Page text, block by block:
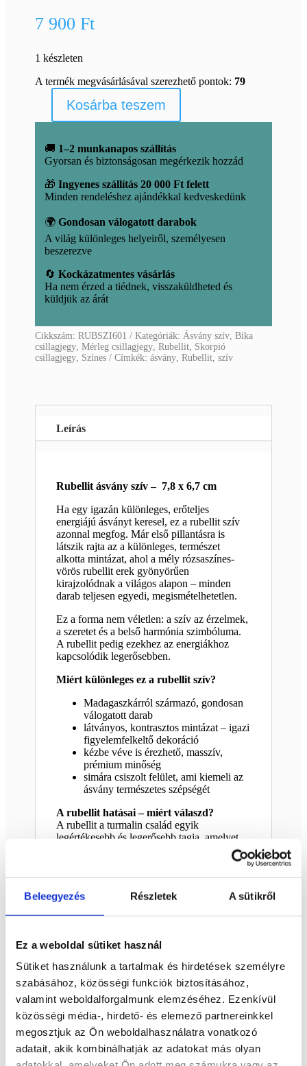
Beleegyezés Részletek A sütikről
Ez a weboldal sütiket használ
Sütiket használunk a tartalmak és hirdetések személyre
szabásához, közösségi funkciók biztosításához,
valamint weboldalforgalmunk elemzéséhez. Ezenkívül
közösségi média-, hirdető- és elemező partnereinkkel
megosztjuk az Ön weboldalhasználatra vonatkozó
adatait, akik kombinálhatják az adatokat más olyan
7 900Ft
1 készleten
A termék megvásárlásával szerezhető pontok: 79
Rubellit
szív
Kosárba teszem
🚚 1–2 munkanapos szállítás
Gyorsan és biztonságosan megérkezik hozzád
🎁Ingyenes szállítás 20 000 Ft felett
Minden rendeléshez ajándékkal kedveskedünk
🌍Gondosan válogatott darabok
A világ különleges helyeiről, személyesen
beszerezve
🔄Kockázatmentes vásárlás
Ha nem érzed a tiédnek, visszaküldheted és
küldjük az árát
Cikkszám:RUBSZI601 Kategóriák: Ásvány szív ,Bika
csillagjegy ,Mérleg csillagjegy ,Rubellit Skorpió
csillagjegy Színes Címkék:ásvány ,Rubellit ,szív
Leírás
Rubellit ásvány szív – 7,8 x 6,7 cm
Ha egy igazán különleges, erőteljes
energiájú ásványt keresel, ez a rubellit szív
azonnal megfog. Már első pillantásra is
látszik rajta az a különleges, természet
alkotta mintázat, ahol a mély rózsaszínes-
vörös rubellit erek gyönyörűen
kirajzolódnak a világos alapon – minden
darab teljesen egyedi, megismételhetetlen.
Ez a forma nem véletlen: a szív az érzelmek,
a szeretet és a belső harmónia szimbóluma.
A rubellit pedig ezekhez az energiákhoz
kapcsolódik legerősebben.
Miért különleges ez a rubellit szív?
Madagaszkárról származó, gondosan
válogatott darab
látványos, kontrasztos mintázat – igazi
figyelemfelkeltő dekoráció
kézbe véve is érezhető, masszív,
prémium minőség
simára csiszolt felület, ami kiemeli az
ásvány természetes szépségét
A rubellit hatásai – miért válaszd?
A rubellit a turmalin család egyik
legértékesebb és legerősebb tagja, amelyet
érzelmi kapcsolatokat kialakítani
segíthet feldolgozni a múlt érzelmi
pozitív, élettel teli energiát hoz a térbe
Ez a rubellit szív nemcsak egy dekoráció,
hanem egy olyan különleges darab, ami
energiájával és megjelenésével is hat rád és a
környezetedre.
Hova ajánljuk?